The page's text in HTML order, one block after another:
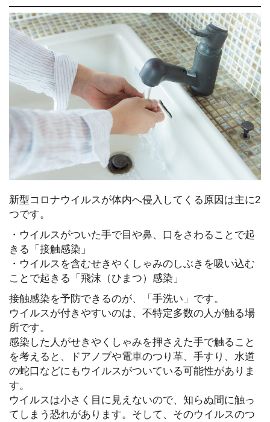
新型コロナウイルスが体内へ侵入してくる原因は主に2
つです。
・ウイルスがついた手で目や鼻、口をさわることで起
きる「接触感染」
・ウイルスを含むせきやくしゃみのしぶきを吸い込む
ことで起きる「飛沫（ひまつ）感染」
接触感染を予防できるのが、「手洗い」です。
ウイルスが付きやすいのは、不特定多数の人が触る場
所です。
感染した人がせきやくしゃみを押さえた手で触ること
を考えると、ドアノブや電車のつり革、手すり、水道
の蛇口などにもウイルスがついている可能性がありま
す。
ウイルスは小さく目に見えないので、知らぬ間に触っ
てしまう恐れがあります。 そして、そのウイルスのつ